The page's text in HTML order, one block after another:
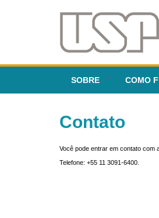
SOBRE COMO
Contato
Você pode entrar em contato com
Telefone: +55 11 3091-6400.